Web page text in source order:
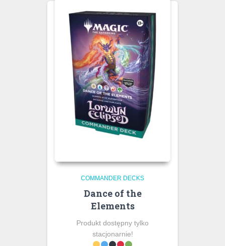
COMMANDER DECKS
Dance of the
Elements
Produkt dostępny tylko
stacjonarnie!